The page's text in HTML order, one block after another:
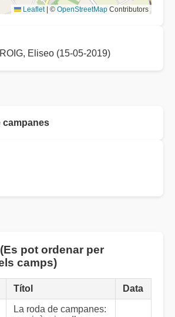
Leaflet | © OpenStreetMap Contributors
Eliseo (15-05-2019)
campanes
pot ordenar per
camps)
Títol Data
La roda de campanes: